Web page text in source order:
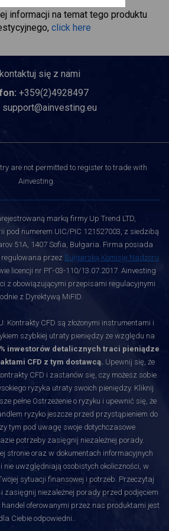
informacji na temat tego produktu
click here
się z nami
+359(2)4928497
support@ainvesting.eu
are not permitted to register to trade with
Ainvesting.
marką firmy Up Trend LTD,
pod numerem UIC/PIC 121527003, z siedzibą
51A, 1407 Sofia, Bułgaria. Firma posiada
regulowana przez Bułgarską Komisję Nadzoru
licencji nr РГ-03-110/13.07.2017. Ainvesting
z obowiązującymi przepisami regulacyjnymi
z Dyrektywą MiFID.
Kontrakty CFD są złożonymi instrumentami i
szybkiej utraty pieniędzy ze względu na
inwestorów detalicznych traci pieniądze
CFD z tym dostawcą. Upewnij się, że
CFD i zastanów się, czy możesz sobie
ryzyka utraty swoich pieniędzy. Kliknij
pełne Ostrzeżenie o ryzyku i upewnić się, że
ryzyko jeszcze przed przystąpieniem do
tym pod uwagę swoje dotychczasowe
potrzeby zasięgnij niezależnej porady.
stronie oraz w dokumentach informacyjnych
nie uwzględniają osobistych okoliczności, w
sytuacji finansowej i potrzeb. Przeczytaj
i zasięgnij niezależnej porady przed podjęciem
handel oferowanymi przez nas produktami jest
Ciebie odpowiedni..